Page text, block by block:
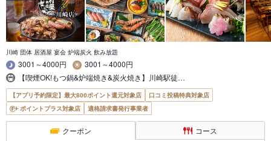
川崎 団体 居酒屋 宴会 炉端炭火 飲み放題
3001～4000円
3001～4000円
【喫煙OK!もつ鍋&炉端焼き&炭火焼き】川崎駅徒…
【アプリ予約限定】最大800ポイント還元対象店
口コミ投稿特典対象店
ポイントプラス対象店
適格請求書発行事業者
クーポン コース